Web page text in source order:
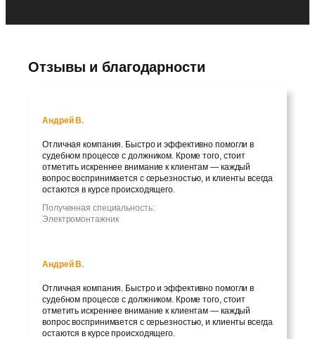
Отзывы и благодарности
Андрей В.
Отличная компания. Быстро и эффективно помогли в
судебном процессе с должником. Кроме того, стоит
отметить искреннее внимание к клиентам — каждый
вопрос воспринимается с серьезностью, и клиенты всегда
остаются в курсе происходящего.
Полученная специальность:
Электромонтажник
Андрей В.
Отличная компания. Быстро и эффективно помогли в
судебном процессе с должником. Кроме того, стоит
отметить искреннее внимание к клиентам — каждый
вопрос воспринимается с серьезностью, и клиенты всегда
остаются в курсе происходящего.